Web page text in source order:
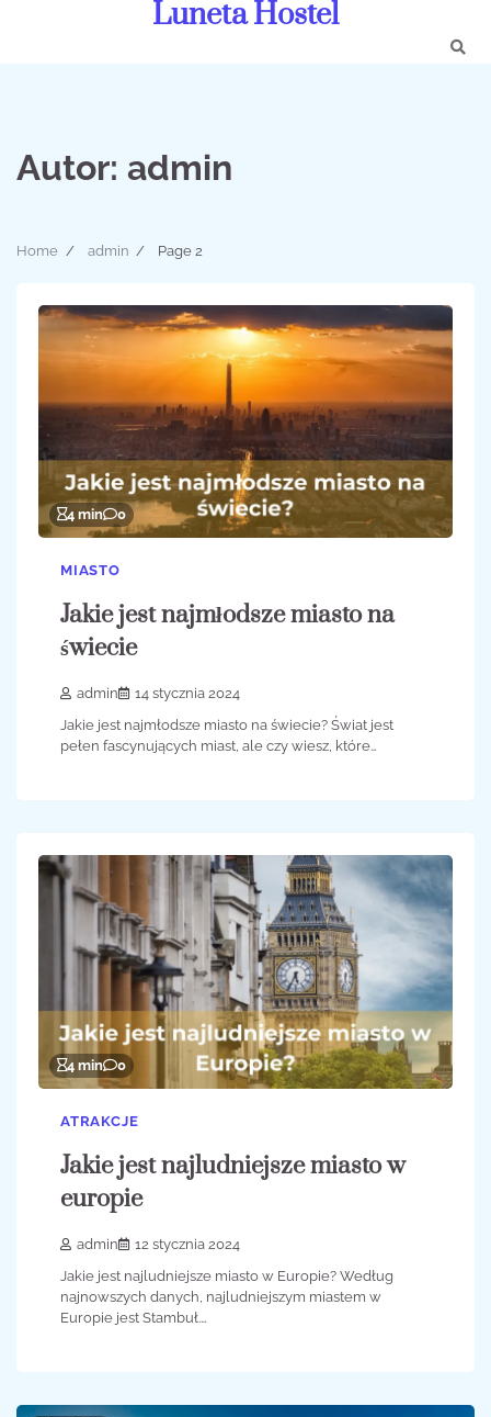
Luneta Hostel
Autor: admin
Home admin Page 2
4 min 0
MIASTO
Jakie jest najmłodsze miasto na
świecie
admin
14 stycznia 2024
Jakie jest najmłodsze miasto na świecie? Świat jest
pełen fascynujących miast, ale czy wiesz, które…
4 min 0
ATRAKCJE
Jakie jest najludniejsze miasto w
europie
admin
12 stycznia 2024
Jakie jest najludniejsze miasto w Europie? Według
najnowszych danych, najludniejszym miastem w
Europie jest Stambuł.…